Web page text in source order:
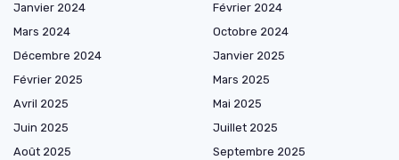
Janvier 2024
Février 2024
Mars 2024
Octobre 2024
Décembre 2024
Janvier 2025
Février 2025
Mars 2025
Avril 2025
Mai 2025
Juin 2025
Juillet 2025
Août 2025
Septembre 2025